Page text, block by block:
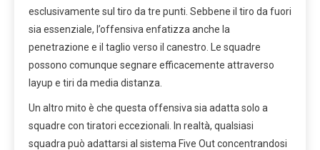
esclusivamente sul tiro da tre punti. Sebbene il tiro da fuori
sia essenziale, l’offensiva enfatizza anche la
penetrazione e il taglio verso il canestro. Le squadre
possono comunque segnare efficacemente attraverso
layup e tiri da media distanza.
Un altro mito è che questa offensiva sia adatta solo a
squadre con tiratori eccezionali. In realtà, qualsiasi
squadra può adattarsi al sistema Five Out concentrandosi